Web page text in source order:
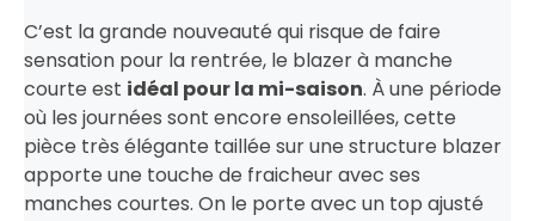
C’est la grande nouveauté qui risque de faire
sensation pour la rentrée, le blazer à manche
courte est idéal pour la mi-saison. À une période
où les journées sont encore ensoleillées, cette
pièce très élégante taillée sur une structure blazer
apporte une touche de fraicheur avec ses
manches courtes. On le porte avec un top ajusté